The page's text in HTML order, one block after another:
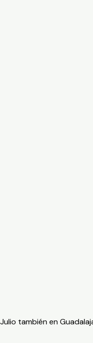
también en